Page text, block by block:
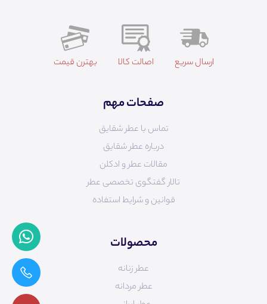
ارسال سریع اصالت کالا بهترن قیمت
صفحات مهم
تماس با عطر شقایق
درباره عطر شقایق
مقالات عطر و ادکلن
تالار گفتگوی تخصصی عطر
قوانین و شرایط استفاده
محصولات
عطر زنانه
عطر مردانه